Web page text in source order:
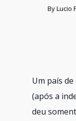
ByLucio
Um país de
(após a
deu